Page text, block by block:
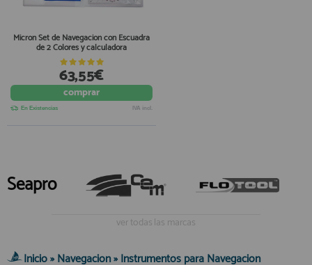
Micron Set de Navegacion con Escuadra
de 2 Colores y calculadora
63,55€
comprar
En Existencias IVA incl.
Seapro
ver todas las marcas
Inicio»Navegacion»Instrumentos para Navegacion